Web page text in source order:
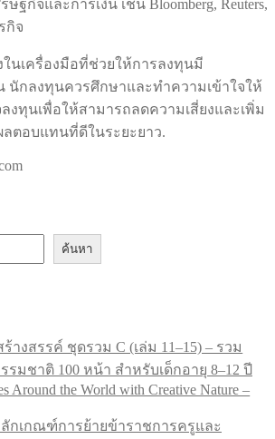
ษฐกิจและการเงิน เช่น Bloomberg, Reuters,
กิจ
ในเครื่องมือที่ช่วยให้การลงทุนมี
นักลงทุนควรศึกษาและทำความเข้าใจให้
งทุนเพื่อให้สามารถลดความเสี่ยงและเพิ่ม
ลตอบแทนที่ดีในระยะยาว.
ค้นหา
างสรรค์ ชุดรวม C (เล่ม 11–15) – รวม
รมชาติ 100 หน้า สำหรับเด็กอายุ 8–12 ปี
Around the World with Creative Nature –
กเกณฑ์การย้ายข้าราชการครูและ